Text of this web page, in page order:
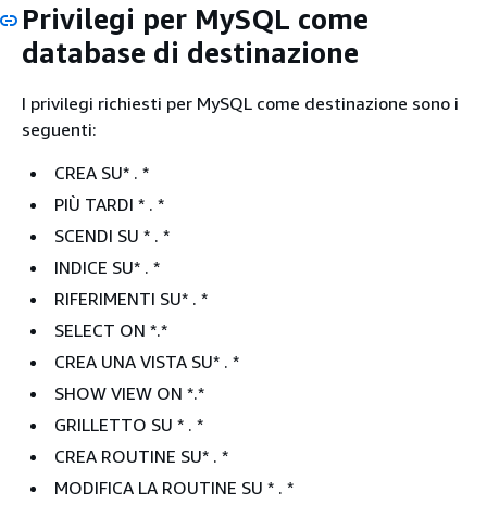
Privilegi per MySQL come
database di destinazione
I privilegi richiesti per MySQL come destinazione sono i
seguenti:
CREA SU* . *
PIÙ TARDI * . *
SCENDI SU * . *
INDICE SU* . *
RIFERIMENTI SU* . *
SELECT ON *.*
CREA UNA VISTA SU* . *
SHOW VIEW ON *.*
GRILLETTO SU * . *
CREA ROUTINE SU* . *
MODIFICA LA ROUTINE SU * . *